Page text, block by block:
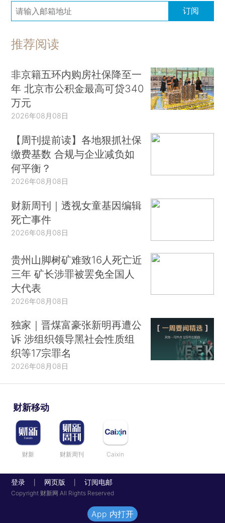
订阅
推荐阅读
非京籍五环内购房社保降至一
年 北京市公积金最高可贷340
万元
2026年08月08日
【周刊提前读】各地狠抓社保
缴费基数 合规与企业减负如
何平衡？
2026年08月08日
财新周刊｜透视女童基因编辑
死亡事件
2026年08月08日
贵州山脚树矿难致16人死亡近
三年 矿长涉罪被罢免全国人
大代表
2026年08月08日
独家｜晋煤富豪张新明再遭公
诉 涉组织领导黑社会性质组
织等17宗罪名
2026年08月08日
财新移动
财新 财新周刊 Caixin
登录 网页版 订阅电邮
Copyright 财新网 All Rights Reserved
App 内打开